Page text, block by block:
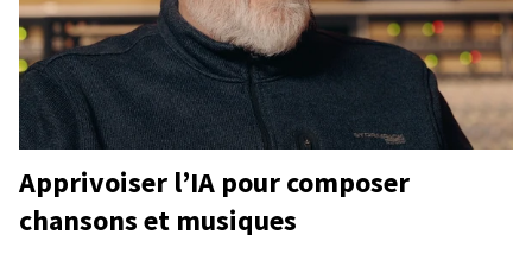
Apprivoiser l’IA pour composer
chansons et musiques